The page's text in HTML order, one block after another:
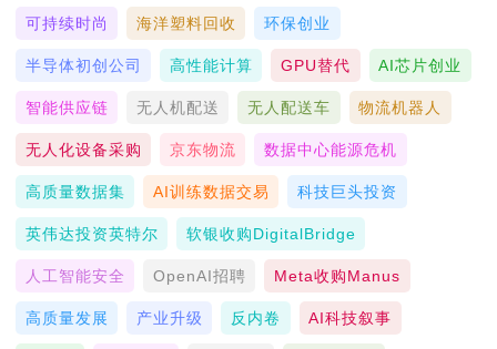
可持续时尚 海洋塑料回收 环保创业
半导体初创公司 高性能计算 GPU替代 AI芯片创业
智能供应链 无人机配送 无人配送车 物流机器人
无人化设备采购 京东物流 数据中心能源危机
高质量数据集 AI训练数据交易 科技巨头投资
英伟达投资英特尔 软银收购DigitalBridge
人工智能安全 OpenAI招聘 Meta收购Manus
高质量发展 产业升级 反内卷 AI科技叙事